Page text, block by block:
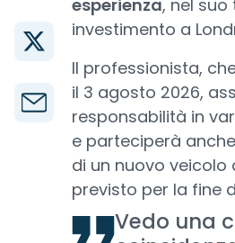
esperienza, nel suo
investimento a
Il professionista,
il 3 agosto 2026,
responsabilità in
e parteciperà
di un nuovo veicolo
previsto per la fine
Vedo una